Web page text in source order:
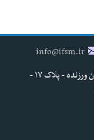
info@ifsm.ir
تهران - خیابان شهید مفتح جنوبی - خیابان ورزنده - پلاک ۱۷ -